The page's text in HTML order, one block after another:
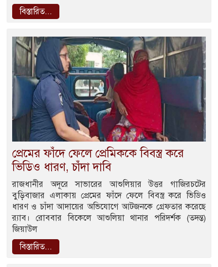
বিস্তারিত...
প্রেমের ফাঁদে ফেলে প্রেমিককে বিবস্ত্র করে
ভিডিও ধারণ, চাঁদা দাবি
রাজধানীর অদূরে সাভারের আশুলিয়ার উত্তর গাজিরচটের
বুড়িবাজার এলাকায় প্রেমের ফাঁদে ফেলে বিবস্ত্র করে ভিডিও
ধারণ ও চাঁদা আদায়ের অভিযোগে আটজনকে গ্রেফতার করেছে
র‌্যাব। রোববার বিকেলে আশুলিয়া থানার পরিদর্শক (তদন্ত)
জিয়াউল
বিস্তারিত...